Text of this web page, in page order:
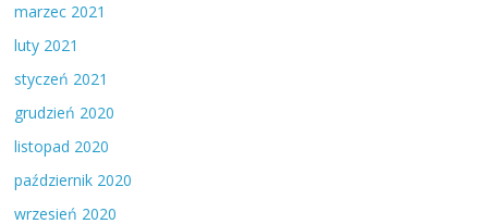
marzec 2021
luty 2021
styczeń 2021
grudzień 2020
listopad 2020
październik 2020
wrzesień 2020